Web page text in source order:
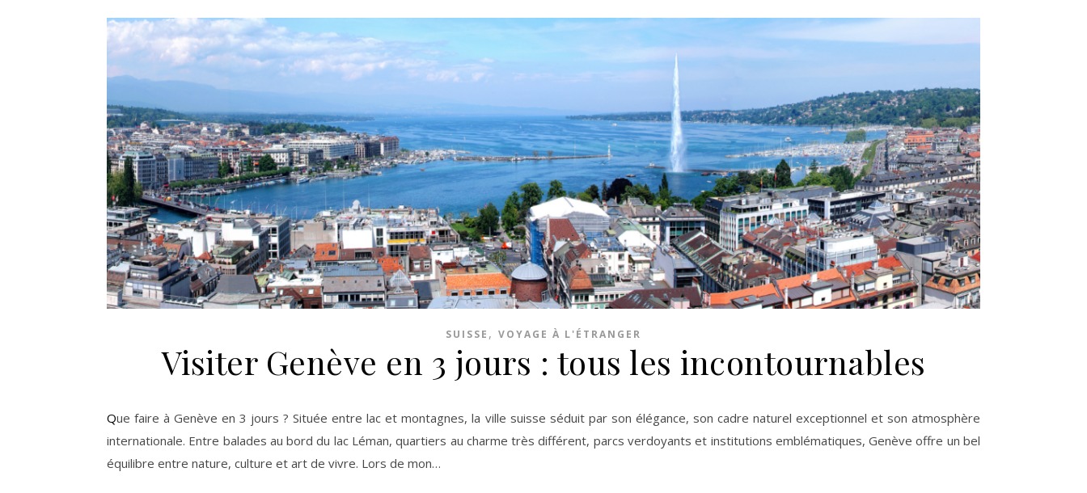
SUISSE , VOYAGE À L'ÉTRANGER
Visiter Genève en 3 jours : tous les incontournables
Que faire à Genève en 3 jours ? Située entre lac et montagnes, la ville suisse séduit par son élégance, son cadre naturel exceptionnel et son atmosphère
internationale. Entre balades au bord du lac Léman, quartiers au charme très différent, parcs verdoyants et institutions emblématiques, Genève offre un bel
équilibre entre nature, culture et art de vivre. Lors de mon…